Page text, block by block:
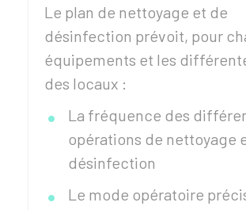
Le plan de nettoyage et de
désinfection prévoit, pour
équipements et les
des locaux :
La fréquence des
opérations de nettoyage
désinfection
Le mode opératoire